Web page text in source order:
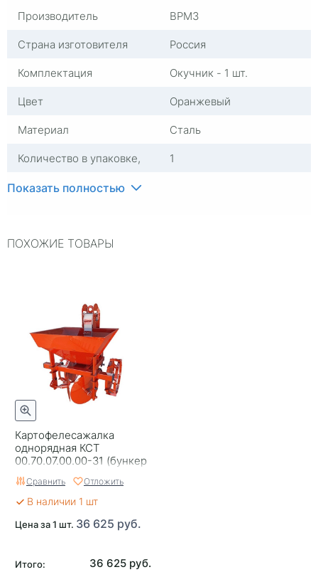
Производитель
ВРМЗ
Страна изготовителя
Россия
Комплектация
Окучник - 1 шт.
Цвет
Оранжевый
Материал
Сталь
Количество в упаковке,
1
Показать полностью
ПОХОЖИЕ ТОВАРЫ
Картофелесажалка
однорядная КСТ
00.70.07.00.00-31 (бункер
28л) (ЗАО ВРМЗ)
Сравнить Отложить
В наличии 1 шт
Цена за 1 шт. 36 625 руб.
Итого: 36 625 руб.